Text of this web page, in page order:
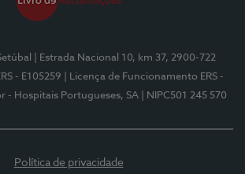
| Estrada Nacional 10, km 37, 2900-722
- E105259
| Licença de Funcionamento ERS -
- Hospitais Portugueses, SA | NIPC501 245 570
Política de privacidade